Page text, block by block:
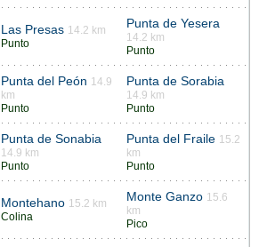
Las Presas 14.2 km
Punto
Punta de Yesera
14.2 km
Punto
Punta del Peón 14.9
km
Punto
Punta de Sorabia
14.9 km
Punto
Punta de Sonabia
14.9 km
Punto
Punta del Fraile 15.2
km
Punto
Montehano 15.2 km
Colina
Monte Ganzo 15.6
km
Pico